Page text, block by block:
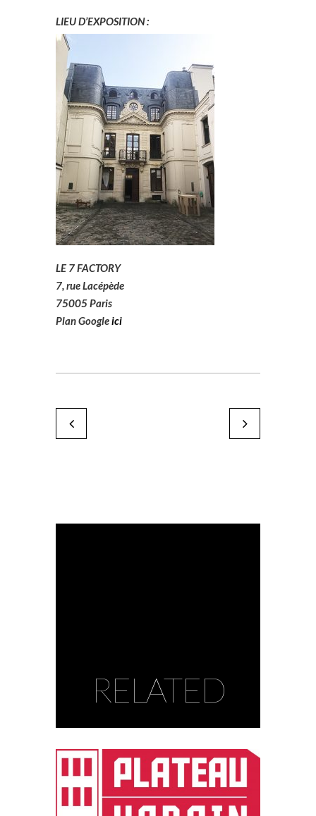
LIEU D’EXPOSITION :
LE 7 FACTORY
7, rue Lacépède
75005 Paris
Plan Googleici
Charlotte Perrot
Nicolas Maalouly
RELATED